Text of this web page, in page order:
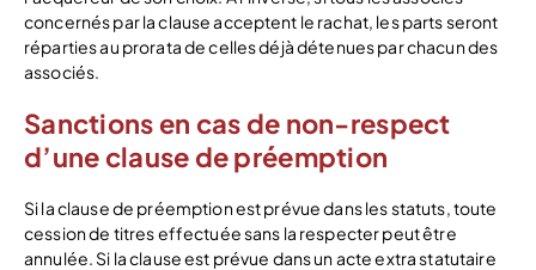
concernés par la clause acceptent le rachat, les parts seront
réparties au prorata de celles déjà détenues par chacun des
associés.
Sanctions en cas de non-respect
d’une clause de préemption
Si la clause de préemption est prévue dans les statuts, toute
cession de titres effectuée sans la respecter peut être
annulée. Si la clause est prévue dans un acte extra statutaire